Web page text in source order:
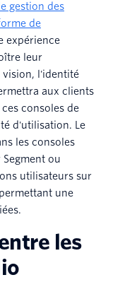
gestion des
de
expérience
leur
vision, l'identité
aux clients
consoles de
d'utilisation. Le
les consoles
ou
utilisateurs sur
une
les